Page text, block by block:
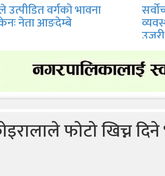
उत्पीडित वर्गको भावना
नेता आङदेम्बे
उजुरी
फोटो खिच्न